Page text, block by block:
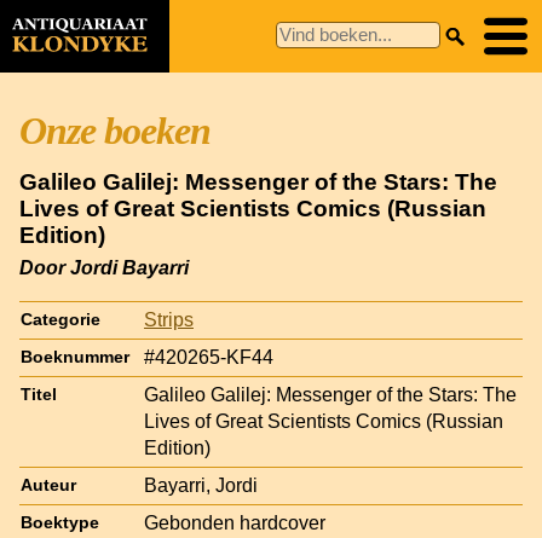
Onze boeken
Galileo Galilej: Messenger of the Stars: The
Lives of Great Scientists Comics (Russian
Edition)
Door Jordi Bayarri
Categorie Strips
Boeknummer #420265-KF44
Titel
Galileo Galilej: Messenger of the Stars: The
Lives of Great Scientists Comics (Russian
Edition)
Auteur Bayarri, Jordi
Boektype Gebonden hardcover